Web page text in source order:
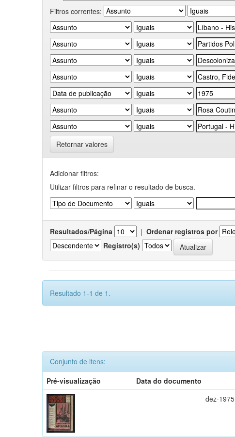
Filtros correntes:
Retornar valores
Adicionar filtros:
Utilizar filtros para refinar o resultado de busca.
Resultados/Página | Ordenar registros por
Registro(s)
Resultado 1-1 de 1.
Conjunto de itens:
Pré-visualização
Data do documento
dez-1975